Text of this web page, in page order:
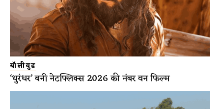
बॉलीवुड
‘धुरंधर’ बनी नेटफ्लिक्स 2026 की नंबर वन फिल्म